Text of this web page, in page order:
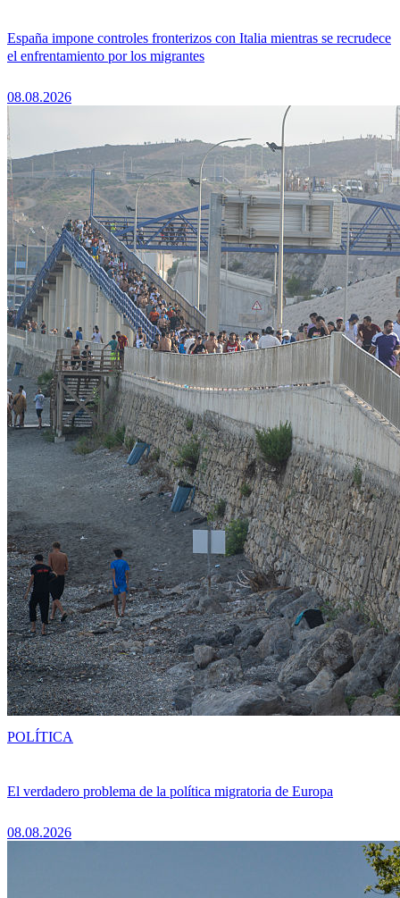
España impone controles fronterizos con Italia mientras se recrudece
el enfrentamiento por los migrantes
08.08.2026
El verdadero problema de la política migratoria de Europa
08.08.2026
POLÍTICA